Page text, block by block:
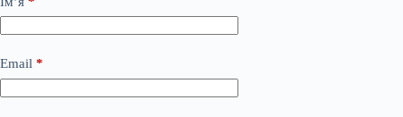
Email *